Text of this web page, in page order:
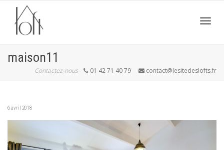
maison11
Contactez-nous 01 42 71 40 79 contact@lesitedeslofts.fr
6 avril 2018